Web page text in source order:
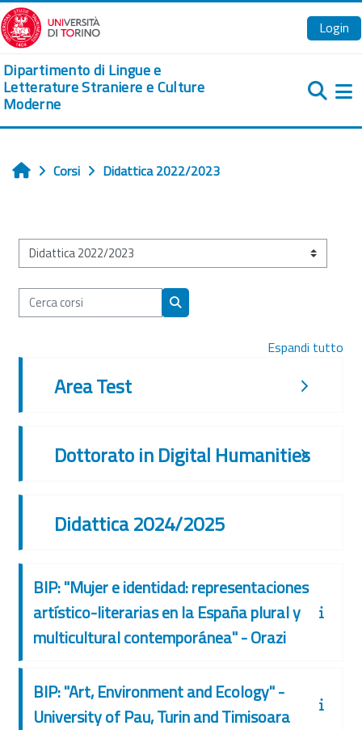
Vai al contenuto principale
Login
Dipartimento di Lingue e
Letterature Straniere e Culture
Moderne
Home
Corsi Didattica 2022/2023
Categorie di corso
Cerca corsi
Cerca corsi
Espandi tutto
Area Test
Dottorato in Digital Humanities
Didattica 2024/2025
BIP: "Mujer e identidad: representaciones
artístico-literarias en la España plural y
multicultural contemporánea" - Orazi
BIP: "Art, Environment and Ecology" -
University of Pau, Turin and Timisoara